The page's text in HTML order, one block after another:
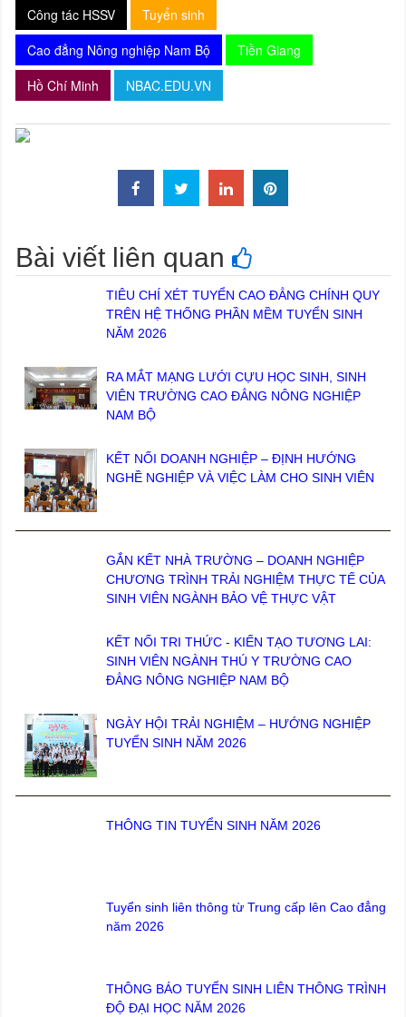
Công tác HSSV
Tuyển sinh
Cao đẳng Nông nghiệp Nam Bộ
Tiền Giang
Hồ Chí Minh
NBAC.EDU.VN
Bài viết liên quan
TIÊU CHÍ XÉT TUYỂN CAO ĐẲNG CHÍNH QUY
TRÊN HỆ THỐNG PHẦN MỀM TUYỂN SINH
NĂM 2026
RA MẮT MẠNG LƯỚI CỰU HỌC SINH, SINH
VIÊN TRƯỜNG CAO ĐẲNG NÔNG NGHIỆP
NAM BỘ
KẾT NỐI DOANH NGHIỆP – ĐỊNH HƯỚNG
NGHỀ NGHIỆP VÀ VIỆC LÀM CHO SINH VIÊN
GẮN KẾT NHÀ TRƯỜNG – DOANH NGHIỆP
CHƯƠNG TRÌNH TRẢI NGHIỆM THỰC TẾ CỦA
SINH VIÊN NGÀNH BẢO VỆ THỰC VẬT
KẾT NỐI TRI THỨC - KIẾN TẠO TƯƠNG LAI:
SINH VIÊN NGÀNH THÚ Y TRƯỜNG CAO
ĐẲNG NÔNG NGHIỆP NAM BỘ
NGÀY HỘI TRẢI NGHIỆM – HƯỚNG NGHIỆP
TUYỂN SINH NĂM 2026
THÔNG TIN TUYỂN SINH NĂM 2026
Tuyển sinh liên thông từ Trung cấp lên Cao đẳng
năm 2026
THÔNG BÁO TUYỂN SINH LIÊN THÔNG TRÌNH
ĐỘ ĐẠI HỌC NĂM 2026